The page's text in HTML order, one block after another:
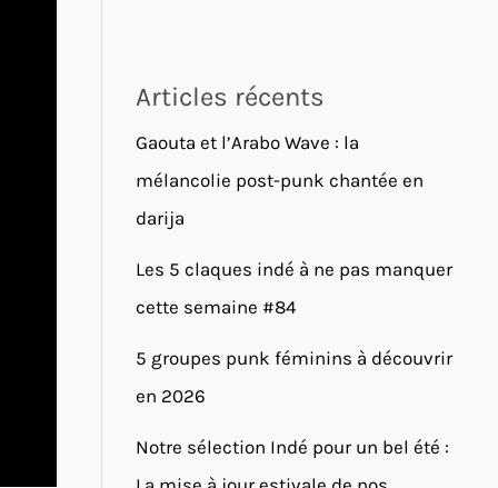
Articles récents
Gaouta et l’Arabo Wave : la
mélancolie post-punk chantée en
darija
Les 5 claques indé à ne pas manquer
cette semaine #84
5 groupes punk féminins à découvrir
en 2026
Notre sélection Indé pour un bel été :